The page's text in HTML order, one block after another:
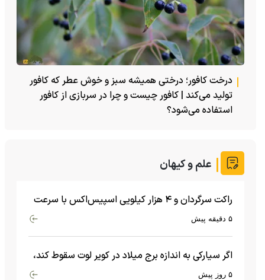
درخت کافور؛ درختی همیشه سبز و خوش عطر که کافور
تولید می‌کند | کافور چیست و چرا در سربازی از کافور
استفاده می‌شود؟
علم و کیهان
راکت سرگردان و ۴ هزار کیلویی اسپیس‌اکس با سرعت
هشت هزار و ۶۹۰ کیلومتر در ساعت به ماه برخورد کرد
۵ دقیقه پیش
اگر سیارکی به اندازه برج میلاد در کویر لوت سقوط کند،
چه اتفاقی می‌افتد؟
۵ روز پیش